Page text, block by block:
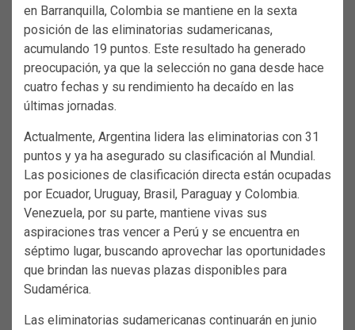
en Barranquilla, Colombia se mantiene en la sexta
posición de las eliminatorias sudamericanas,
acumulando 19 puntos. Este resultado ha generado
preocupación, ya que la selección no gana desde hace
cuatro fechas y su rendimiento ha decaído en las
últimas jornadas.
Actualmente, Argentina lidera las eliminatorias con 31
puntos y ya ha asegurado su clasificación al Mundial.
Las posiciones de clasificación directa están ocupadas
por Ecuador, Uruguay, Brasil, Paraguay y Colombia.
Venezuela, por su parte, mantiene vivas sus
aspiraciones tras vencer a Perú y se encuentra en
séptimo lugar, buscando aprovechar las oportunidades
que brindan las nuevas plazas disponibles para
Sudamérica.
Las eliminatorias sudamericanas continuarán en junio